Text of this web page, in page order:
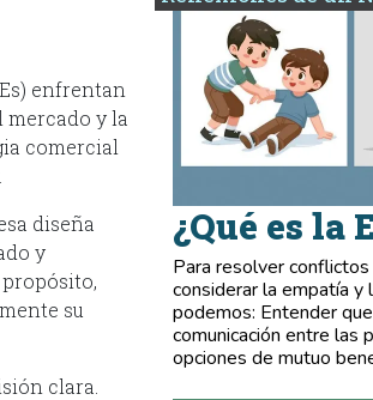
enfrentan
y la
comercial
diseña
y
su
clara.
¿Qué es la
Para resolver
considerar la empatía y
podemos: Entender
comunicación entre las
opciones de mutuo